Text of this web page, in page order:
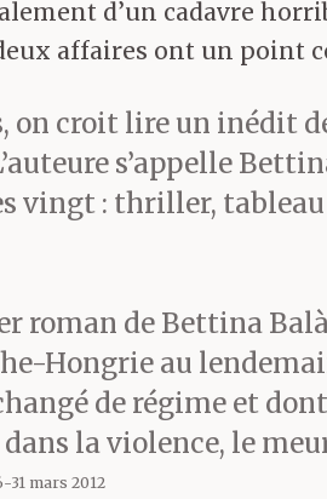
d’un cadavre
affaires ont un point
on croit lire un inédit
s’appelle
vingt : thriller,
roman de Bettina
Hongrie au
de régime et
la violence, le
mars 2012